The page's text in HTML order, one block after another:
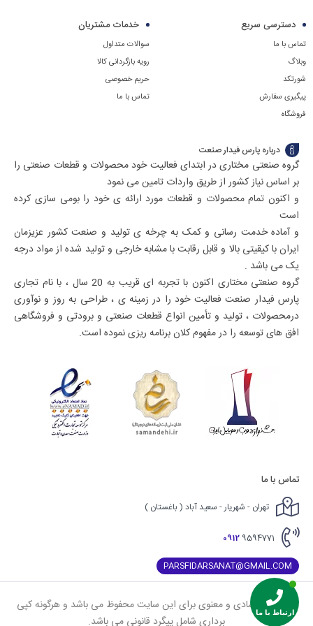
شده و از مواد اولیه مناسب برای میز های چک اوت ساخته
شده است.
بر روی پروفیل آلومینیوم میز چک اوت و همچنین در گوشه و
کنج های این میز در جایی که پروفیل های آلومینیوم به
یکدیگر می رسند توسط یک قطعه پلاستیک که حکم ضربه گیر
را نیز دارند استفاده می شوند .
پروفل میز چک اوت پارس فیدار صنعت از جنس آلومینیوم
می باشد که زنگ نمی زند و پلاستیک های استفاده شده در
آن ها مقاوم می باشد.
این محصول پارس فیدار میز چک اوت را از ضربه های که
احتمال دارد بر اثر حرکت چرخ ها و سبد ها ی فروشگاهی که
از اطاف وارد شود جلوگیری می کند کلاف دور میز از جنس پی
وی سی ضد ضربه می باشد و دور میز با بخشآلومینیومی
پوشش داده شده است
09129594771
تماس
بگیرید
دسترسی سریع
تماس با ما
وبلاگ
شورتکد
پیگیری سفارش
فروشگاه
خدمات مشتریان
سوالات متداول
رویه بازگردانی کالا
حریم خصوصی
تماس با ما
درباره پارس فیدار صنعت
گروه صنعتی مختاری در ابتدای فعالیت خود محصولات و قطعات صنعتی را
بر اساس نیاز کشور از طریق واردات تامین می نمود
و اکنون تمام محصولات و قطعات مورد ارائه ی خود را بومی سازی کرده
است
و آماده خدمت رسانی و کمک به چرخه ی تولید و صنعت کشور عزیزمان
ایران با کیقیتی بالا و قابل رقابت با مشابه خارجی و تولید شده از مواد درجه
یک می باشد .
گروه صنعتی مختاری اکنون با تجربه ای قریب به 20 سال ، با نام تجاری
پارس فیدار صنعت فعالیت خود را در زمینه ی ، طراحی به روز و نوآوری
درمحصولات ، تولید و تأمین انواع قطعات صنعتی و برودتی و فروشگاهی
افق های توسعه را در مفهوم کلان برنامه ریزی نموده است.
تماس با ما
تهران - شهریار - سعید آباد ( باغستان )
0912 9594771
PARSFIDARSANAT@GMAIL.COM
کلیه حقوق مادی و معنوی برای این سایت محفوظ می باشد و هرگونه کپی
برداری شامل پیگرد قانونی می باشد.
ارتباط با ما